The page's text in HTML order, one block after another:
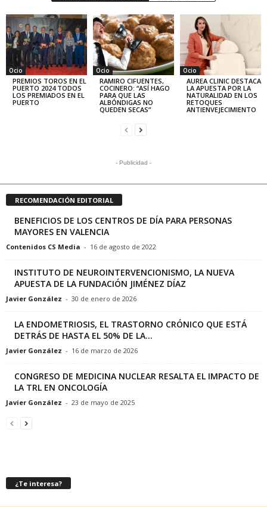
Ocio
PREMIOS TOROS EN EL
PUERTO 2024 TODOS
LOS PREMIADOS EN EL
PUERTO
Ocio
RAMIRO CIFUENTES,
COCINERO: “ASÍ HAGO
PARA QUE LAS
ALBÓNDIGAS NO
QUEDEN SECAS”
Ocio
AUREA CLINIC DESTACA
LA APUESTA POR LA
NATURALIDAD EN LOS
RETOQUES
ANTIENVEJECIMIENTO
- Publicidad -
RECOMENDACIÓN EDITORIAL
BENEFICIOS DE LOS CENTROS DE DÍA PARA PERSONAS
MAYORES EN VALENCIA
Contenidos CS Media - 16 de agosto de 2022
INSTITUTO DE NEUROINTERVENCIONISMO, LA NUEVA
APUESTA DE LA FUNDACIÓN JIMÉNEZ DÍAZ
Javier González - 30 de enero de 2026
LA ENDOMETRIOSIS, EL TRASTORNO CRÓNICO QUE ESTÁ
DETRÁS DE HASTA EL 50% DE LA...
Javier González - 16 de marzo de 2026
CONGRESO DE MEDICINA NUCLEAR RESALTA EL IMPACTO DE
LA TRL EN ONCOLOGÍA
Javier González - 23 de mayo de 2025
¿Te interesa?